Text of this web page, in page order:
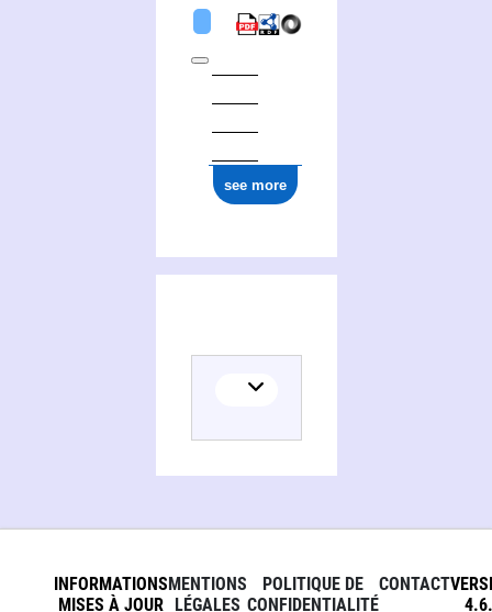
see more
INFORMATIONS
MISES À JOUR
MENTIONS
LÉGALES
POLITIQUE DE
CONFIDENTIALITÉ
CONTACT